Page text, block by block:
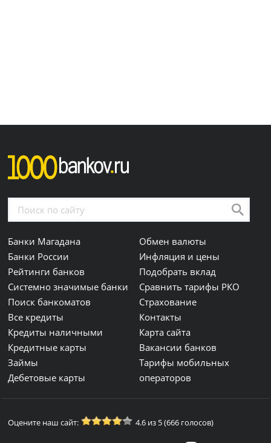
Банки Магадана
Банки России
Рейтинги банков
Системно значимые банки
Поиск банкоматов
Все кредиты
Кредиты наличными
Кредитные карты
Займы
Дебетовые карты
Обмен валюты
Инфляция и цены
Подобрать вклад
Сравнить тарифы РКО
Страхование
Контакты
Карта сайта
Вакансии банков
Тарифы мобильных
операторов
Оцените наш сайт: 4.6 из 5 (666 голосов)